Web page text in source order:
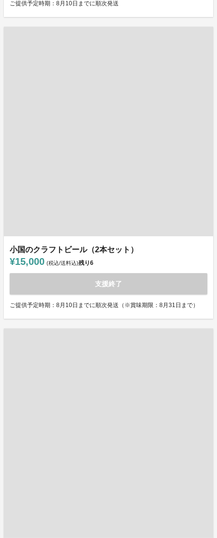
ご提供予定時期：8月10日までに順次発送
小国のクラフトビール（2本セット）
¥15,000 (税込/送料込)残り6
支援終了
ご提供予定時期：8月10日までに順次発送（※賞味期限：8月31日まで）